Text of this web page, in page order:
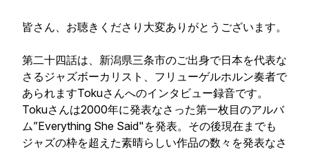
皆さん、お聴きくださり大変ありがとうございます。
第二十四話は、新潟県三条市のご出身で日本を代表な
さるジャズボーカリスト、フリューゲルホルン奏者で
あられますTokuさんへのインタビュー録音です。
Tokuさんは2000年に発表なさった第一枚目のアルバ
ム”Everything She Said"を発表。その後現在までも
ジャズの枠を超えた素晴らしい作品の数々を発表なさ